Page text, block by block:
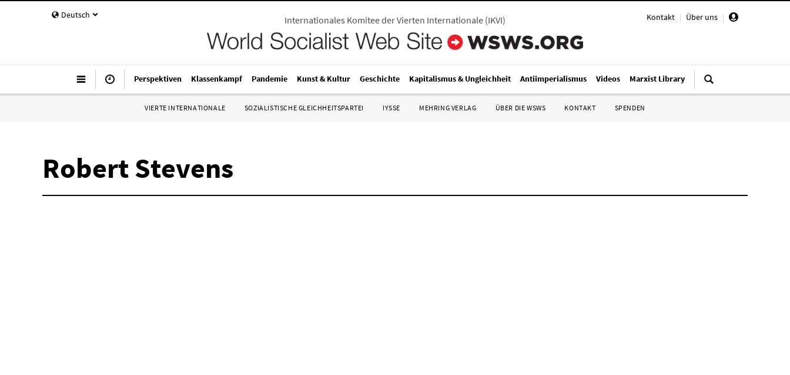
Deutsch Kontakt | Über uns |
Internationales Komitee der Vierten Internationale (IKVI)
Perspektiven Klassenkampf Pandemie Kunst & Kultur Geschichte Kapitalismus & Ungleichheit Antiimperialismus Videos Marxist Library
VIERTE INTERNATIONALE SOZIALISTISCHE GLEICHHEITSPARTEI IYSSE MEHRING VERLAG ÜBER DIE WSWS KONTAKT SPENDEN
Robert Stevens